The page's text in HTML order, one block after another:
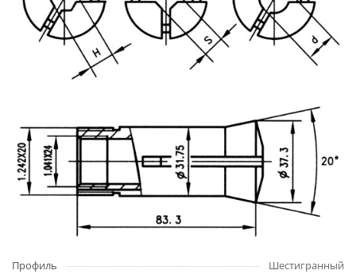
Профиль
Шестигранный